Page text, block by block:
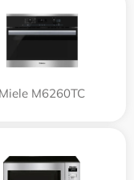
Miele M6260TC